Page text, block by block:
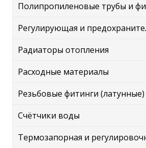
Полипропиленовые трубы и
Регулирующая и
Радиаторы отопления
Расходные материалы
Резьбовые фитинги (латунные)
Счётчики воды
Термозапорная и